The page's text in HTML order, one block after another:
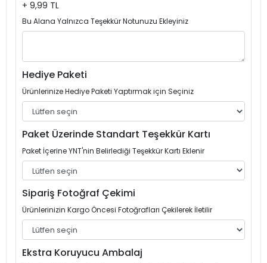
+ 9,99 TL
Bu Alana Yalnızca Teşekkür Notunuzu Ekleyiniz
Hediye Paketi
Ürünlerinize Hediye Paketi Yaptırmak için Seçiniz
Paket Üzerinde Standart Teşekkür Kartı
Paket İçerine YNT'nin Belirlediği Teşekkür Kartı Eklenir
Sipariş Fotoğraf Çekimi
Ürünlerinizin Kargo Öncesi Fotoğrafları Çekilerek İletilir
Ekstra Koruyucu Ambalaj